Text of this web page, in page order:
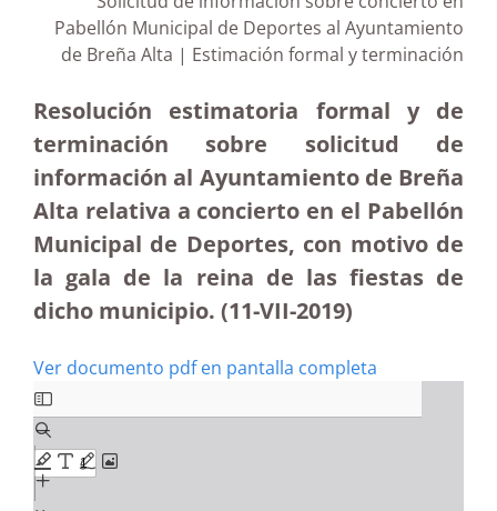
Pabellón Municipal de Deportes al Ayuntamiento
de Breña Alta | Estimación formal y terminación
Resolución estimatoria formal y de
terminación sobre solicitud de
información al Ayuntamiento de Breña
Alta relativa a concierto en el Pabellón
Municipal de Deportes, con motivo de
la gala de la reina de las fiestas de
dicho municipio. (11-VII-2019)
Ver documento pdf en pantalla completa